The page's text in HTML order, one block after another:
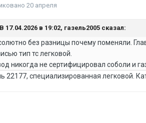
20 апреля
В 17.04.2026 в 19:02, газель2005 сказал:
без разницы почему поменяли.
тип тс легковой.
никогда не сертифицировал соболи и
22177, специализированная легковой.